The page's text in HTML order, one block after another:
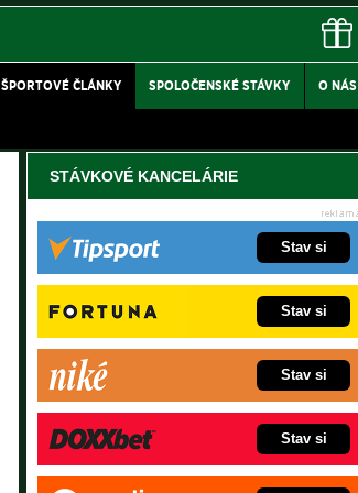
ŠPORTOVÉ ČLÁNKY SPOLOČENSKÉ STÁVKY O NÁS
STÁVKOVÉ KANCELÁRIE
Stav si
Stav si
Stav si
Stav si